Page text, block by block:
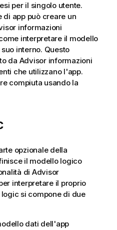
per il singolo utente.
di app può creare un
informazioni
interpretare il modello
interno. Questo
da Advisor informazioni
che utilizzano l'app.
compiuta usando la
opzionale della
il modello logico
di Advisor
interpretare il proprio
si compone di due
dati dell'app